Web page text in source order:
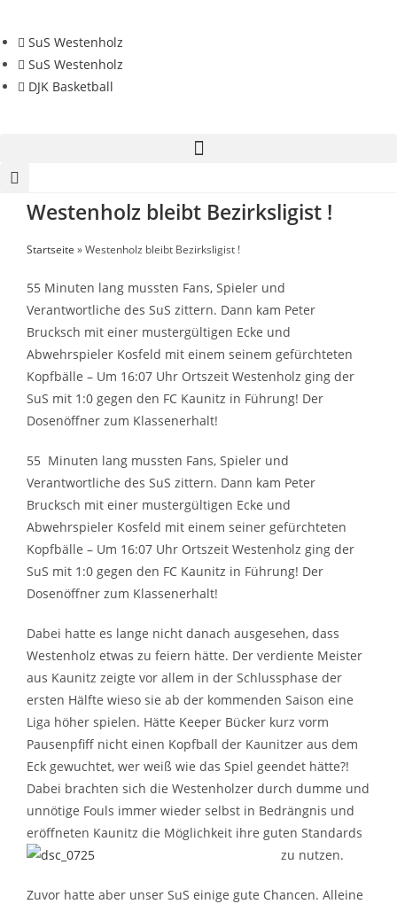
SuS Westenholz
SuS Westenholz
DJK Basketball
Westenholz bleibt Bezirksligist !
Startseite »Westenholz bleibt Bezirksligist !
55 Minuten lang mussten Fans, Spieler und
Verantwortliche des SuS zittern. Dann kam Peter
Brucksch mit einer mustergültigen Ecke und
Abwehrspieler Kosfeld mit einem seinem gefürchteten
Kopfbälle – Um 16:07 Uhr Ortszeit Westenholz ging der
SuS mit 1:0 gegen den FC Kaunitz in Führung! Der
Dosenöffner zum Klassenerhalt!
55 Minuten lang mussten Fans, Spieler und
Verantwortliche des SuS zittern. Dann kam Peter
Brucksch mit einer mustergültigen Ecke und
Abwehrspieler Kosfeld mit einem seiner gefürchteten
Kopfbälle – Um 16:07 Uhr Ortszeit Westenholz ging der
SuS mit 1:0 gegen den FC Kaunitz in Führung! Der
Dosenöffner zum Klassenerhalt!
Dabei hatte es lange nicht danach ausgesehen, dass
Westenholz etwas zu feiern hätte. Der verdiente Meister
aus Kaunitz zeigte vor allem in der Schlussphase der
ersten Hälfte wieso sie ab der kommenden Saison eine
Liga höher spielen. Hätte Keeper Bücker kurz vorm
Pausenpfiff nicht einen Kopfball der Kaunitzer aus dem
Eck gewuchtet, wer weiß wie das Spiel geendet hätte?!
Dabei brachten sich die Westenholzer durch dumme und
unnötige Fouls immer wieder selbst in Bedrängnis und
eröffneten Kaunitz die Möglichkeit ihre guten Standards
zu nutzen.
Zuvor hatte aber unser SuS einige gute Chancen. Alleine